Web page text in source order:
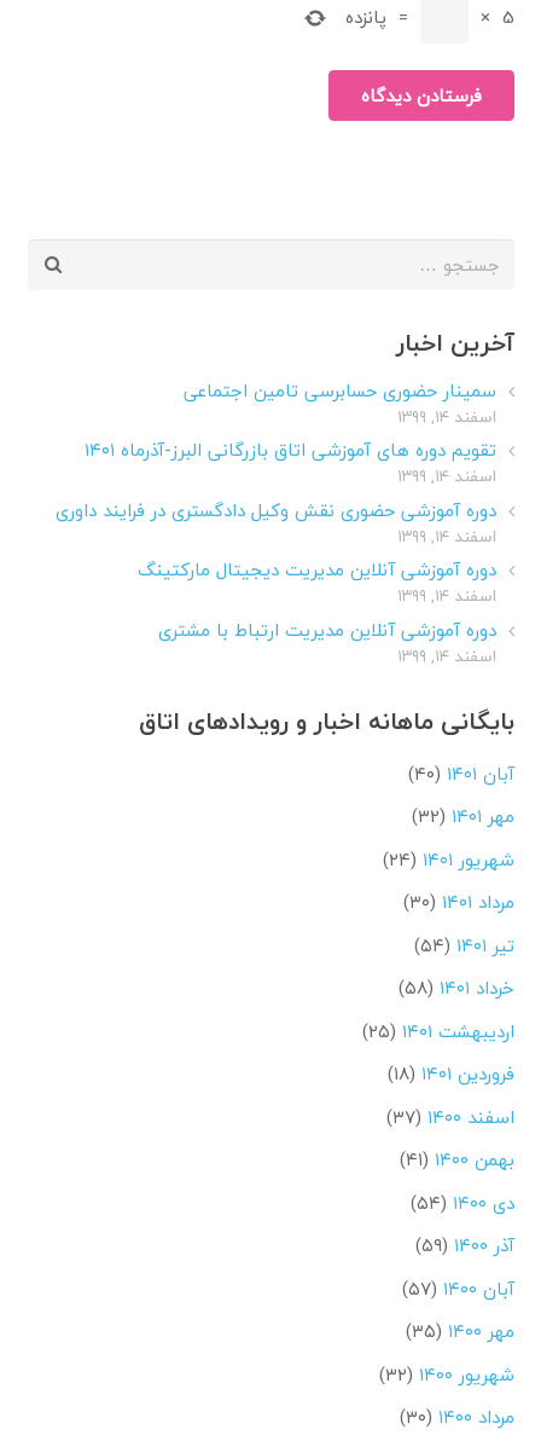
5
×
= پانزده
فرستادن دیدگاه
جستجو
آخرین اخبار
سمینار حضوری حسابرسی تامین اجتماعی
اسفند ۱۴, ۱۳۹۹
تقویم دوره های آموزشی اتاق بازرگانی البرز-آذرماه ۱۴۰۱
اسفند ۱۴, ۱۳۹۹
دوره آموزشی حضوری نقش وکیل دادگستری در فرایند داوری
اسفند ۱۴, ۱۳۹۹
دوره آموزشی آنلاین مدیریت دیجیتال مارکتینگ
اسفند ۱۴, ۱۳۹۹
دوره آموزشی آنلاین مدیریت ارتباط با مشتری
اسفند ۱۴, ۱۳۹۹
بایگانی ماهانه اخبار و رویدادهای اتاق
آبان ۱۴۰۱
(۴۰)
مهر ۱۴۰۱
(۳۲)
شهریور ۱۴۰۱
(۲۴)
مرداد ۱۴۰۱
(۳۰)
تیر ۱۴۰۱
(۵۴)
خرداد ۱۴۰۱
(۵۸)
اردیبهشت ۱۴۰۱
(۲۵)
فروردین ۱۴۰۱
(۱۸)
اسفند ۱۴۰۰
(۳۷)
بهمن ۱۴۰۰
(۴۱)
دی ۱۴۰۰
(۵۴)
آذر ۱۴۰۰
(۵۹)
آبان ۱۴۰۰
(۵۷)
مهر ۱۴۰۰
(۳۵)
شهریور ۱۴۰۰
(۳۲)
مرداد ۱۴۰۰
(۳۰)